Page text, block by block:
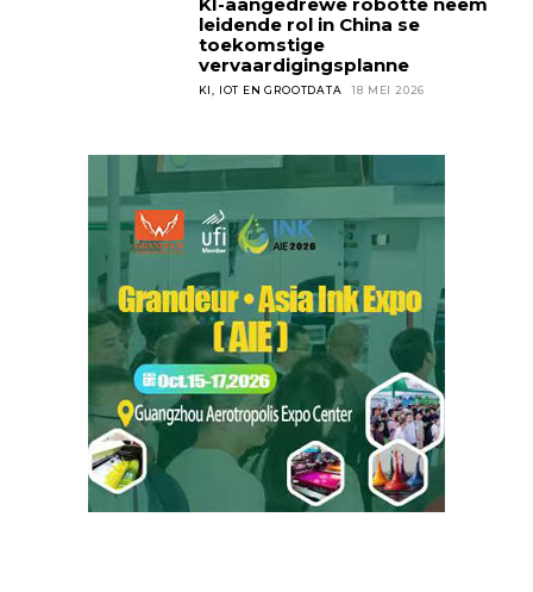
leidende rol in China se
toekomstige
vervaardigingsplanne
KI, IOT EN GROOTDATA 18 MEI 2026